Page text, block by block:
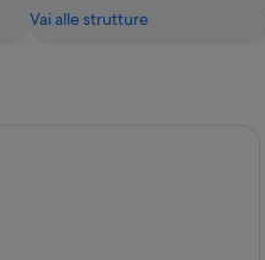
Vai alle strutture